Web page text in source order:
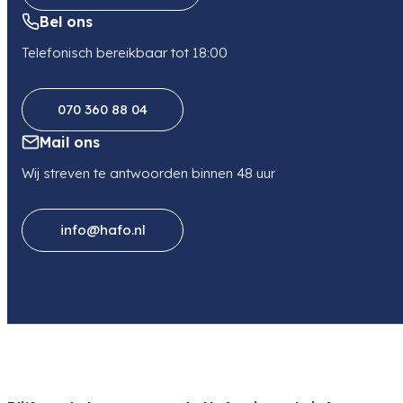
Bel ons
Telefonisch bereikbaar tot 18:00
070 360 88 04
Mail ons
Wij streven te antwoorden binnen 48 uur
info@hafo.nl